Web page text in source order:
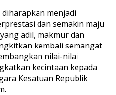
menjadi
dan semakin maju
adil, makmur dan
kembali semangat
nilai-nilai
kecintaan kepada
Kesatuan Republik